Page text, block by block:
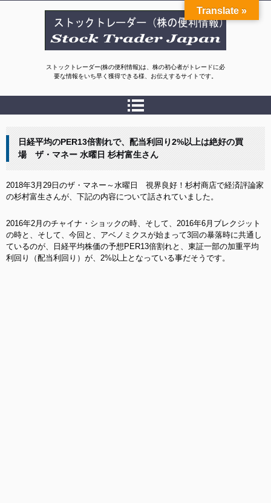
ストックトレーダー(株の便利情報)は、株の初心者がトレードに必
要な情報をいち早く獲得できる様、お伝えするサイトです。
日経平均のPER13倍割れで、配当利回り2%以上は絶好の買
場 ザ・マネー 水曜日 杉村富生さん
2018年3月29日のザ・マネー～水曜日 視界良好！杉村商店で経済評論家
の杉村富生さんが、下記の内容について話されていました。
2016年2月のチャイナ・ショックの時、そして、2016年6月ブレクジット
の時と、そして、今回と、アベノミクスが始まって3回の暴落時に共通し
ているのが、日経平均株価の予想PER13倍割れと、東証一部の加重平均
利回り（配当利回り）が、2%以上となっている事だそうです。
Translate »